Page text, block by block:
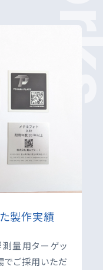
製作実績
量用ターゲッ
でご採用いただ